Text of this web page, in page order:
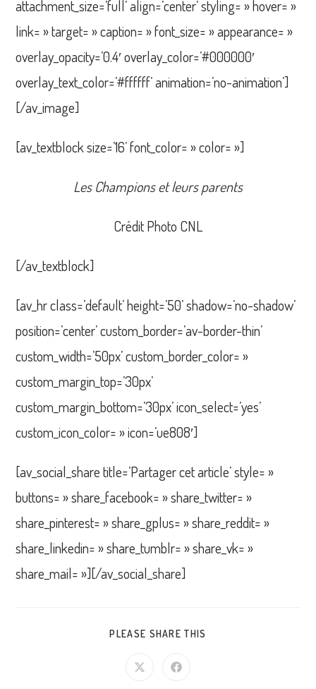
attachment_size=’full’ align=’center’ styling= » hover= »
link= » target= » caption= » font_size= » appearance= »
overlay_opacity=’0.4′ overlay_color=’#000000′
overlay_text_color=’#ffffff’ animation=’no-animation’]
[/av_image]
[av_textblock size=’16’ font_color= » color= »]
Les Champions et leurs parents
Crédit Photo CNL
[/av_textblock]
[av_hr class=’default’ height=’50’ shadow=’no-shadow’
position=’center’ custom_border=’av-border-thin’
custom_width=’50px’ custom_border_color= »
custom_margin_top=’30px’
custom_margin_bottom=’30px’ icon_select=’yes’
custom_icon_color= » icon=’ue808′]
[av_social_share title=’Partager cet article’ style= »
buttons= » share_facebook= » share_twitter= »
share_pinterest= » share_gplus= » share_reddit= »
share_linkedin= » share_tumblr= » share_vk= »
share_mail= »][/av_social_share]
PLEASE SHARE THIS
Ouvrir
Ouvrir